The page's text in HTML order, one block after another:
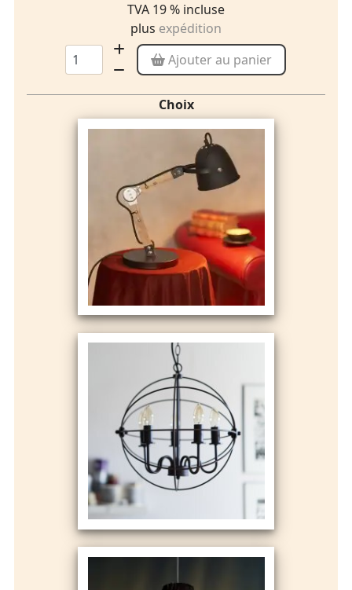
TVA 19 % incluse
plus expédition
Ajouter au panier
Choix